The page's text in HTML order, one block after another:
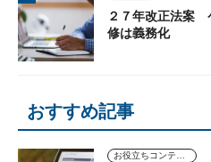
２７年改正法案
修は義務化
おすすめ記事
お役立ちコンテンツ